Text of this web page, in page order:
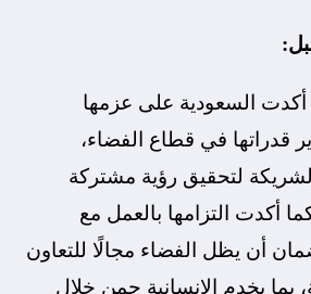
أكدت السعودية على عزمها
قدراتها في قطاع الفضاء،
لتحقيق رؤية مشتركة
أكدت التزامها بالعمل مع
أن يظل الفضاء مجالًا للتعاون
بما يخدم الإنسانية جمن خلال